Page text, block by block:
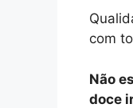
com
Não
doce